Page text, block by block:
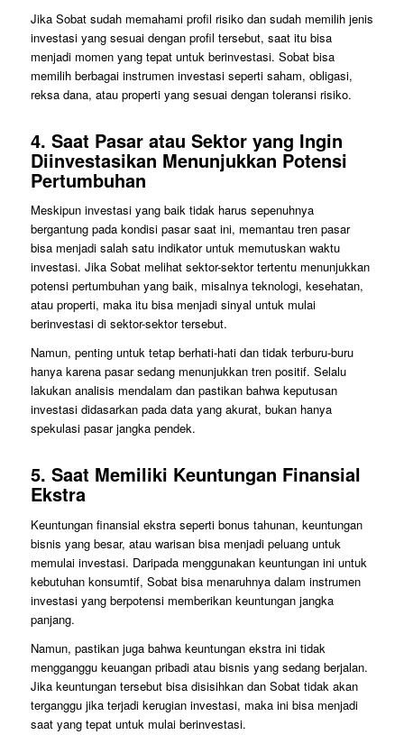
Jika Sobat sudah memahami profil risiko dan sudah memilih jenis
investasi yang sesuai dengan profil tersebut, saat itu bisa
menjadi momen yang tepat untuk berinvestasi. Sobat bisa
memilih berbagai instrumen investasi seperti saham, obligasi,
reksa dana, atau properti yang sesuai dengan toleransi risiko.
4. Saat Pasar atau Sektor yang Ingin
Diinvestasikan Menunjukkan Potensi
Pertumbuhan
Meskipun investasi yang baik tidak harus sepenuhnya
bergantung pada kondisi pasar saat ini, memantau tren pasar
bisa menjadi salah satu indikator untuk memutuskan waktu
investasi. Jika Sobat melihat sektor-sektor tertentu menunjukkan
potensi pertumbuhan yang baik, misalnya teknologi, kesehatan,
atau properti, maka itu bisa menjadi sinyal untuk mulai
berinvestasi di sektor-sektor tersebut.
Namun, penting untuk tetap berhati-hati dan tidak terburu-buru
hanya karena pasar sedang menunjukkan tren positif. Selalu
lakukan analisis mendalam dan pastikan bahwa keputusan
investasi didasarkan pada data yang akurat, bukan hanya
spekulasi pasar jangka pendek.
5. Saat Memiliki Keuntungan Finansial
Ekstra
Keuntungan finansial ekstra seperti bonus tahunan, keuntungan
bisnis yang besar, atau warisan bisa menjadi peluang untuk
memulai investasi. Daripada menggunakan keuntungan ini untuk
kebutuhan konsumtif, Sobat bisa menaruhnya dalam instrumen
investasi yang berpotensi memberikan keuntungan jangka
panjang.
Namun, pastikan juga bahwa keuntungan ekstra ini tidak
mengganggu keuangan pribadi atau bisnis yang sedang berjalan.
Jika keuntungan tersebut bisa disisihkan dan Sobat tidak akan
terganggu jika terjadi kerugian investasi, maka ini bisa menjadi
saat yang tepat untuk mulai berinvestasi.